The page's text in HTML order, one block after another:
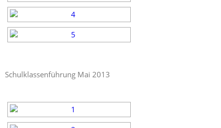
Schulklassenführung Mai 2013